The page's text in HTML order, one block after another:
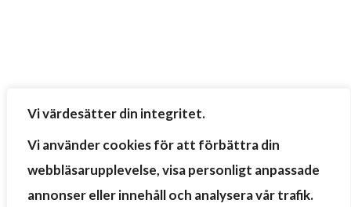
Vi värdesätter din integritet.
Vi använder cookies för att förbättra din
webbläsarupplevelse, visa personligt anpassade
annonser eller innehåll och analysera vår trafik.